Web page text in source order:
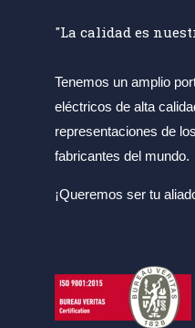
"La calidad es
Tenemos un amplio
eléctricos de alta
representaciones de
fabricantes del mundo.
¡Queremos ser tu